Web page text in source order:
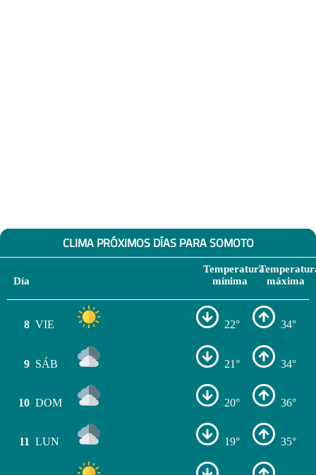
CLIMA PRÓXIMOS DÍAS PARA SOMOTO
Día
Temperatura
mínima
máxima
8 VIE 22° 34°
9 SÁB 21° 34°
10 DOM 20° 36°
11 LUN 19° 35°